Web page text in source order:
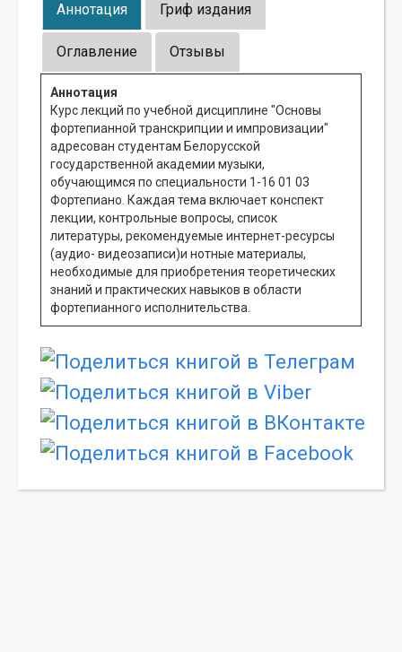
Аннотация Гриф издания
Оглавление Отзывы
Аннотация
Курс лекций по учебной дисциплине "Основы
фортепианной транскрипции и импровизации"
адресован студентам Белорусской
государственной академии музыки,
обучающимся по специальности 1-16 01 03
Фортепиано. Каждая тема включает конспект
лекции, контрольные вопросы, список
литературы, рекомендуемые интернет-ресурсы
(аудио- видеозаписи)и нотные материалы,
необходимые для приобретения теоретических
знаний и практических навыков в области
фортепианного исполнительства.